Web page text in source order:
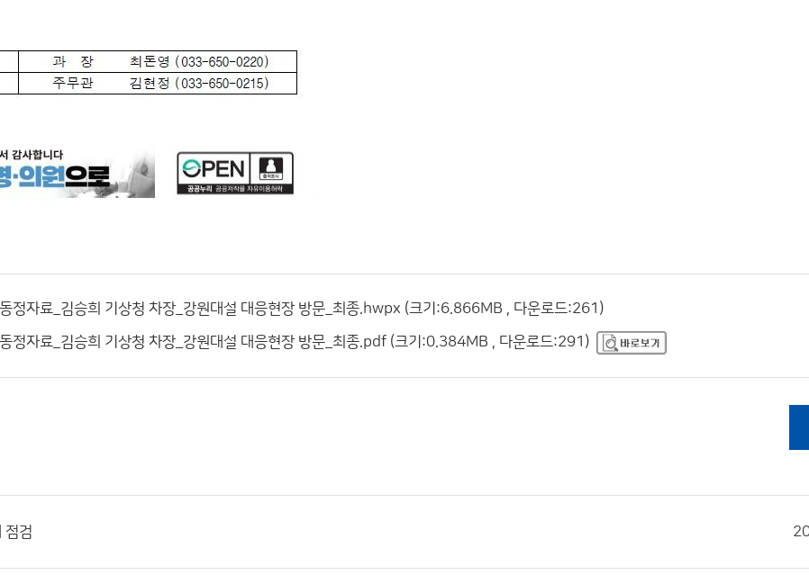
정자료_김승희 기상청 차장_강원대설 대응현장 방문_최종.hwpx (크기:6.866MB , 다운로드:261)
정자료_김승희 기상청 차장_강원대설 대응현장 방문_최종.pdf (크기:0.384MB , 다운로드:291)
점검